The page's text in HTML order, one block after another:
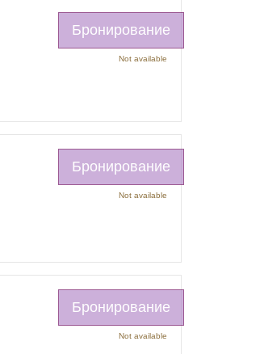
Бронирование
Not available
Бронирование
Not available
Бронирование
Not available